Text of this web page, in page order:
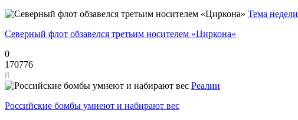
Тема недели
Северный флот обзавелся третьим носителем «Циркона»
0
170776
8
Реалии
Российские бомбы умнеют и набирают вес